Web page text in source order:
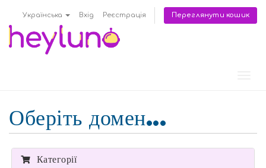
Українська Вхід Реєстрація Переглянути кошик
Оберіть домен...
Категорії